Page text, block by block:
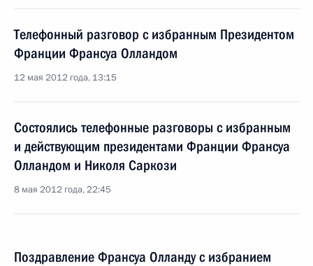
Телефонный разговор с избранным Президентом
Франции Франсуа Олландом
12 мая 2012 года, 13:15
Состоялись телефонные разговоры с избранным
и действующим президентами Франции Франсуа
Олландом и Николя Саркози
8 мая 2012 года, 22:45
Поздравление Франсуа Олланду с избранием